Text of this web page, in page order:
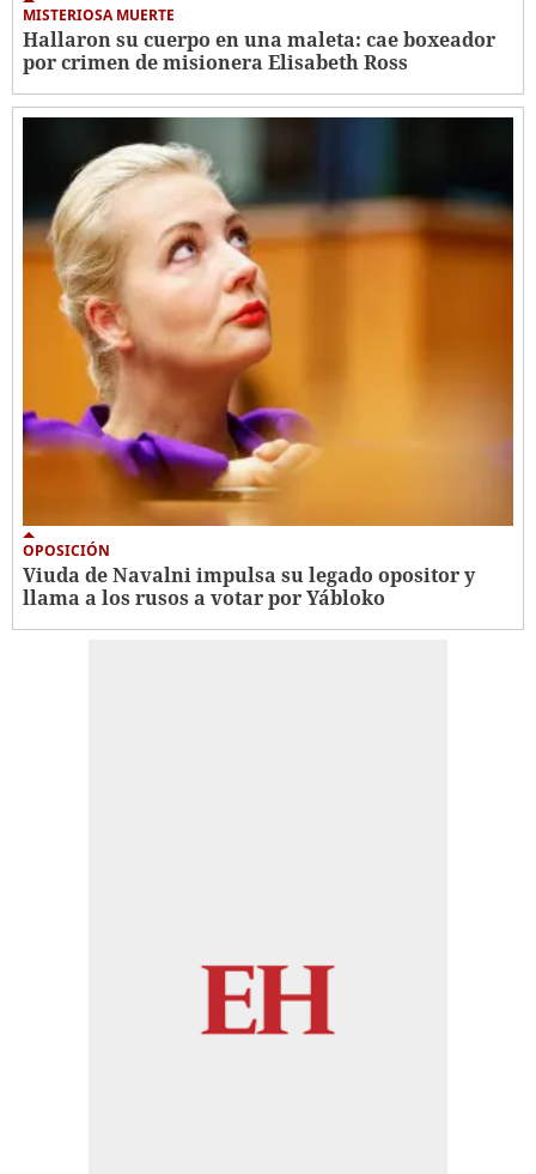
MISTERIOSA MUERTE
Hallaron su cuerpo en una maleta: cae boxeador
por crimen de misionera Elisabeth Ross
OPOSICIÓN
Viuda de Navalni impulsa su legado opositor y
llama a los rusos a votar por Yábloko